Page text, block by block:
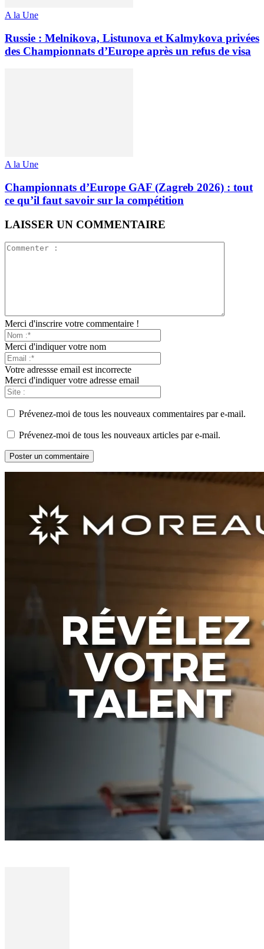
A la Une
Russie : Melnikova, Listunova et Kalmykova privées
des Championnats d’Europe après un refus de visa
A la Une
Championnats d’Europe GAF (Zagreb 2026) : tout
ce qu’il faut savoir sur la compétition
LAISSER UN COMMENTAIRE
Merci d'inscrire votre commentaire !
Merci d'indiquer votre nom
Votre adressse email est incorrecte
Merci d'indiquer votre adresse email
Prévenez-moi de tous les nouveaux commentaires par e-mail.
Prévenez-moi de tous les nouveaux articles par e-mail.